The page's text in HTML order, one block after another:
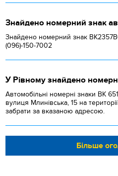
Знайдено номерний знак
Знайдено номерний знак
(096)-150-7002
У Рівному знайдено
Автомобільні номерні знаки BK
вулиця Млинівська, 15 на
забрати за вказаною адресою.
Більше